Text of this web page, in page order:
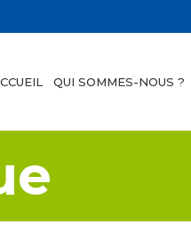
QUI SOMMES-NOUS ?